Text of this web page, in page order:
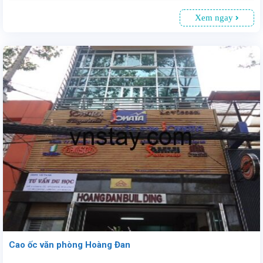
Xem ngay
Cao ốc văn phòng Hoàng Đan